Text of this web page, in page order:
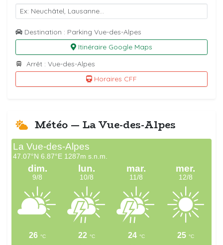
Destination : Parking Vue-des-Alpes
Itinéraire Google Maps
Arrêt : Vue-des-Alpes
Horaires CFF
Météo — La Vue-des-Alpes